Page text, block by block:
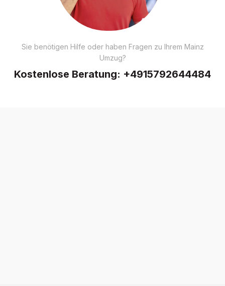
Sie benötigen Hilfe oder haben Fragen zu Ihrem Mainz
Umzug?
Kostenlose Beratung: +4915792644484